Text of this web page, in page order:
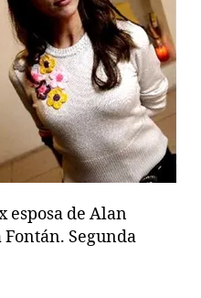
esposa de Alan
Segunda